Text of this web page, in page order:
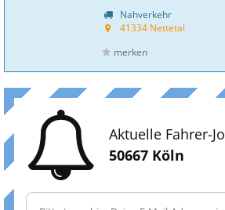
Nahverkehr
41334 Nettetal
merken
Aktuelle Fahrer-
50667 Köln